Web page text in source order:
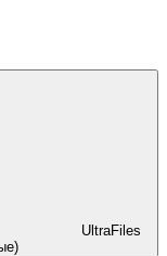
UltraFiles